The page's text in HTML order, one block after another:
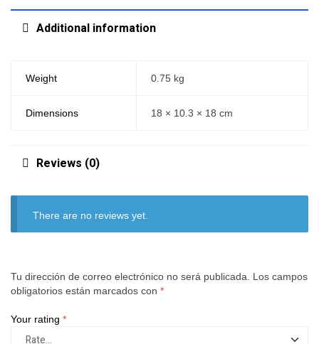
Additional information
Weight 0.75 kg
Dimensions 18 × 10.3 × 18 cm
Reviews (0)
There are no reviews yet.
Tu dirección de correo electrónico no será publicada.
Los campos
obligatorios están marcados con *
Your rating *